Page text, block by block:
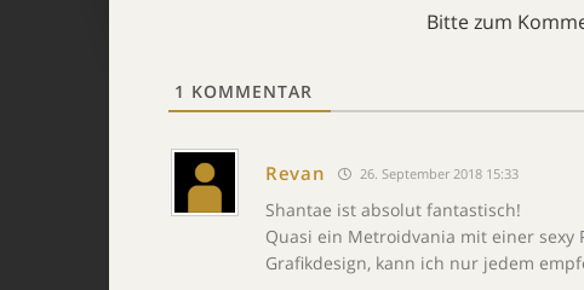
Bitte zum
1 KOMMENTAR
Revan 26. September 2018 15:33
Shantae ist absolut fantastisch!
Quasi ein Metroidvania mit einer
Grafikdesign, kann ich nur jedem